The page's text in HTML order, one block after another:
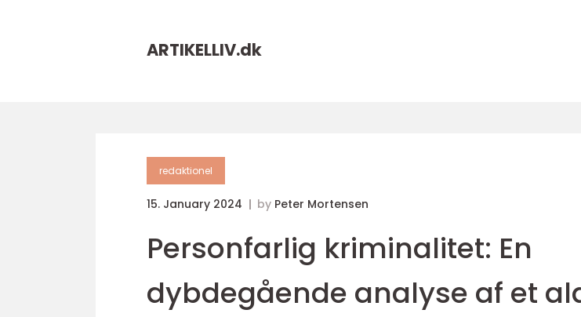
ARTIKELLIV.dk
redaktionel
15. January 2024 by Peter Mortensen
Personfarlig kriminalitet: En
dybdegående analyse af et